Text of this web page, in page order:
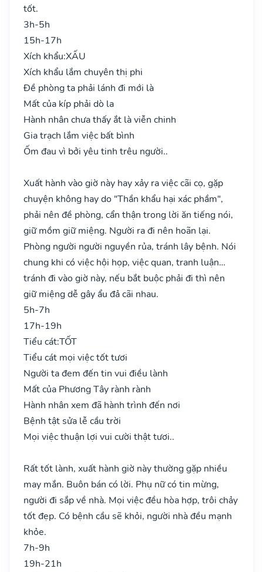
tốt.
3h-5h
15h-17h
Xích khẩu:XẤU
Xích khẩu lắm chuyên thị phi
Đề phòng ta phải lánh đi mới là
Mất của kíp phải dò la
Hành nhân chưa thấy ắt là viễn chinh
Gia trạch lắm việc bất bình
Ốm đau vì bởi yêu tinh trêu người..
Xuất hành vào giờ này hay xảy ra việc cãi cọ, gặp
chuyện không hay do "Thần khẩu hại xác phầm",
phải nên đề phòng, cẩn thận trong lời ăn tiếng nói,
giữ mồm giữ miệng. Người ra đi nên hoãn lại.
Phòng người người nguyền rủa, tránh lây bệnh. Nói
chung khi có việc hội họp, việc quan, tranh luận…
tránh đi vào giờ này, nếu bắt buộc phải đi thì nên
giữ miệng dễ gây ẩu đả cãi nhau.
5h-7h
17h-19h
Tiểu cát:TỐT
Tiểu cát mọi việc tốt tươi
Người ta đem đến tin vui điều lành
Mất của Phương Tây rành rành
Hành nhân xem đã hành trình đến nơi
Bệnh tật sửa lễ cầu trời
Mọi việc thuận lợi vui cười thật tươi..
Rất tốt lành, xuất hành giờ này thường gặp nhiều
may mắn. Buôn bán có lời. Phụ nữ có tin mừng,
người đi sắp về nhà. Mọi việc đều hòa hợp, trôi chảy
tốt đẹp. Có bệnh cầu sẽ khỏi, người nhà đều mạnh
khỏe.
7h-9h
19h-21h